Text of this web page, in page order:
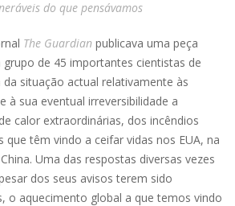
do que pensávamos
The Guardian publicava uma peça
de 45 importantes cientistas de
situação actual relativamente às
à sua eventual irreversibilidade a
calor extraordinárias, dos incêndios
que têm vindo a ceifar vidas nos EUA, na
Uma das respostas diversas vezes
dos seus avisos terem sido
o aquecimento global a que temos vindo